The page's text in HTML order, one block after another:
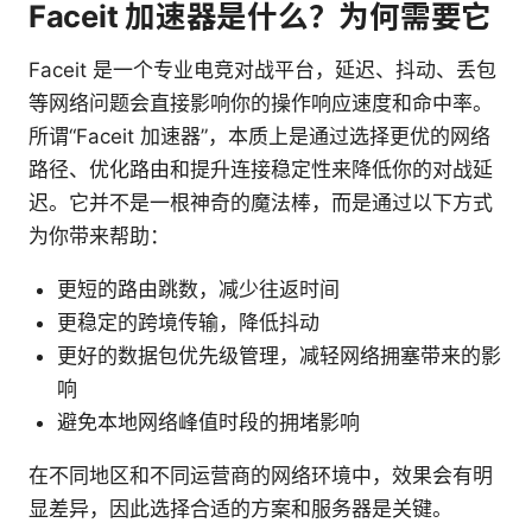
Faceit 加速器是什么？为何需要它
Faceit 是一个专业电竞对战平台，延迟、抖动、丢包
等网络问题会直接影响你的操作响应速度和命中率。
所谓“Faceit 加速器”，本质上是通过选择更优的网络
路径、优化路由和提升连接稳定性来降低你的对战延
迟。它并不是一根神奇的魔法棒，而是通过以下方式
为你带来帮助：
更短的路由跳数，减少往返时间
更稳定的跨境传输，降低抖动
更好的数据包优先级管理，减轻网络拥塞带来的影
响
避免本地网络峰值时段的拥堵影响
在不同地区和不同运营商的网络环境中，效果会有明
显差异，因此选择合适的方案和服务器是关键。